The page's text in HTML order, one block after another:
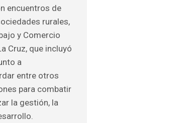
encuentros de
rurales,
y Comercio
Cruz, que incluyó
a
entre otros
para combatir
la gestión, la